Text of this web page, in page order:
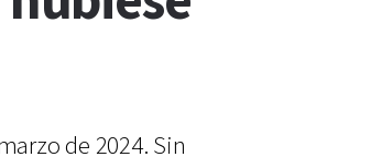
de 2024. Sin